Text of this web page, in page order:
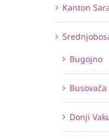
Kanton
Bugojno
Busovača
Donji